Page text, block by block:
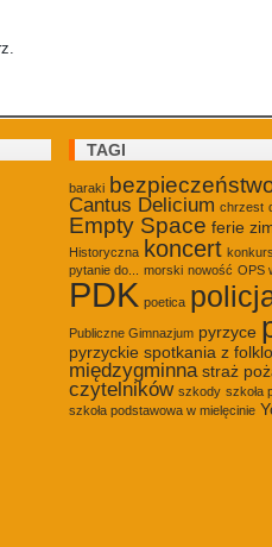
TAGI
baraki
Cantus Delicium chrzest
Empty Space ferie
Historyczna koncert konkurs
pytanie do...
morski nowość OPS
PDK poetica
Publiczne Gimnazjum pyrzyce
pyrzyckie spotkania z
międzygminna straż
czytelników szkody szkoła
szkoła podstawowa w mielęcinie